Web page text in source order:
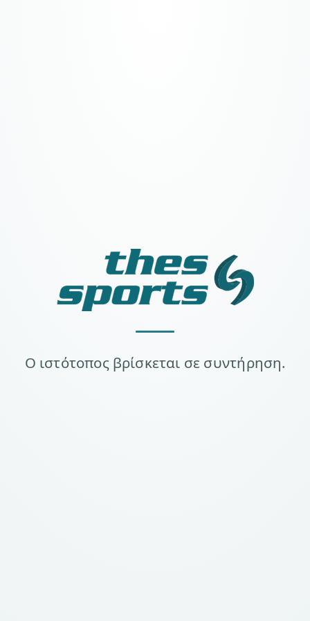
Ο ιστότοπος βρίσκεται σε συντήρηση.